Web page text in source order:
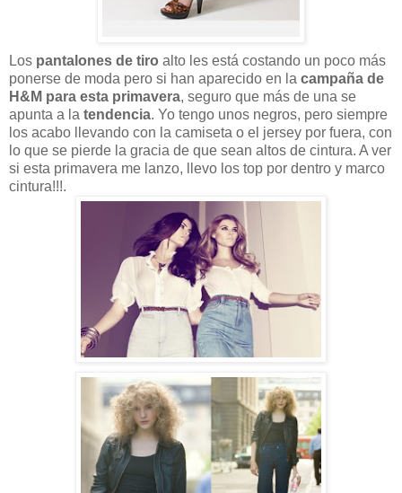
Los pantalones de tiro alto les está costando un poco más
ponerse de moda pero si han aparecido en la campaña de
H&M para esta primavera, seguro que más de una se
apunta a la tendencia. Yo tengo unos negros, pero siempre
los acabo llevando con la camiseta o el jersey por fuera, con
lo que se pierde la gracia de que sean altos de cintura. A ver
si esta primavera me lanzo, llevo los top por dentro y marco
cintura!!!.